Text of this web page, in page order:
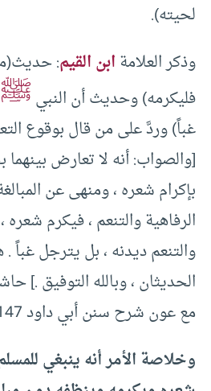
لحيته).
وذكر العلامةابن القيم:
فليكرمه) وحديث أن النبيﷺ
غباً) وردَّ على من قال بوقوع
[والصواب: أنه لا تعارض بينهما
بإكرام شعره ، ومنهى عن
الرفاهية والتنعم ، فيكرم شعره
والتنعم ديدنه ، بل يترجل غباً
الحديثان ، وبالله التوفيق .]
مع عون شرح سنن أبي داود 11/147.
وخلاصة الأمر أنه ينبغي